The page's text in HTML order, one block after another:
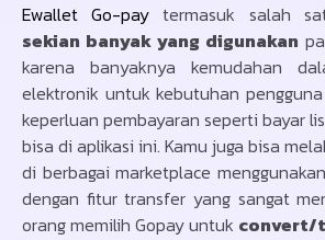
Ewallet Go-pay termasuk salah
sekian banyak yang digunakan
karena banyaknya kemudahan
elektronik untuk kebutuhan
keperluan pembayaran seperti bayar
bisa di aplikasi ini. Kamu juga bisa
di berbagai marketplace
dengan fitur transfer yang sangat
orang memilih Gopay untuk convert/